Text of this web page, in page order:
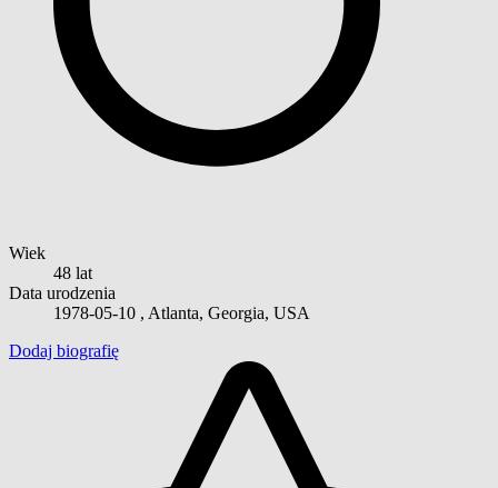
Wiek
48 lat
Data urodzenia
1978-05-10 , Atlanta, Georgia, USA
Dodaj biografię